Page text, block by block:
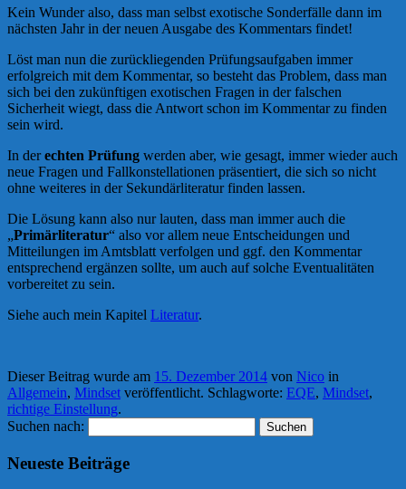
Kein Wunder also, dass man selbst exotische Sonderfälle dann im
nächsten Jahr in der neuen Ausgabe des Kommentars findet!
Löst man nun die zurückliegenden Prüfungsaufgaben immer
erfolgreich mit dem Kommentar, so besteht das Problem, dass man
sich bei den zukünftigen exotischen Fragen in der falschen
Sicherheit wiegt, dass die Antwort schon im Kommentar zu finden
sein wird.
In derechten Prüfung werden aber, wie gesagt, immer wieder auch
neue Fragen und Fallkonstellationen präsentiert, die sich so nicht
ohne weiteres in der Sekundärliteratur finden lassen.
Die Lösung kann also nur lauten, dass man immer auch die
„Primärliteratur“ also vor allem neue Entscheidungen und
Mitteilungen im Amtsblatt verfolgen und ggf. den Kommentar
entsprechend ergänzen sollte, um auch auf solche Eventualitäten
vorbereitet zu sein.
Siehe auch mein Kapitel Literatur.
Dieser Beitrag wurde am 15. Dezember 2014 von Nico in
Allgemein, Mindset veröffentlicht. Schlagworte: EQE, Mindset,
richtige Einstellung.
Suchen nach:
Neueste Beiträge